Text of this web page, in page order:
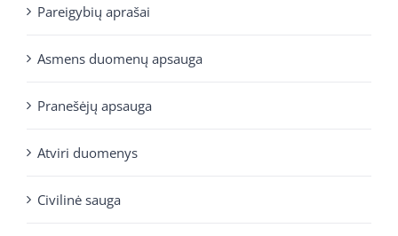
Pareigybių aprašai
Asmens duomenų apsauga
Pranešėjų apsauga
Atviri duomenys
Civilinė sauga